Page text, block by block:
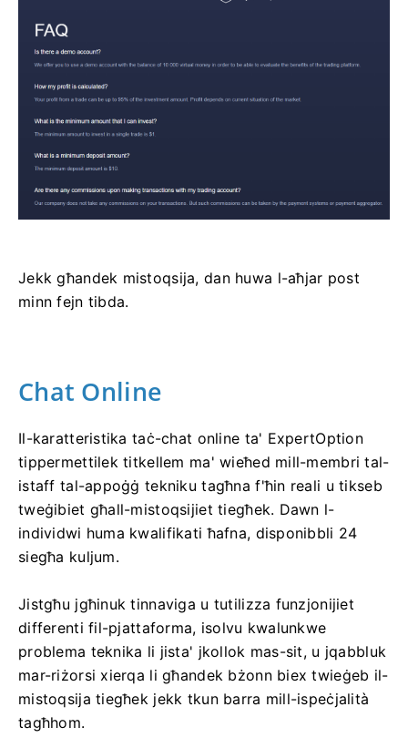
Jekk għandek mistoqsija, dan huwa l-aħjar post
minn fejn tibda.
Chat Online
Il-karatteristika taċ-chat online ta' ExpertOption
tippermettilek titkellem ma' wieħed mill-membri tal-
istaff tal-appoġġ tekniku tagħna f'ħin reali u tikseb
tweġibiet għall-mistoqsijiet tiegħek. Dawn l-
individwi huma kwalifikati ħafna, disponibbli 24
siegħa kuljum.
Jistgħu jgħinuk tinnaviga u tutilizza funzjonijiet
differenti fil-pjattaforma, isolvu kwalunkwe
problema teknika li jista' jkollok mas-sit, u jqabbluk
mar-riżorsi xierqa li għandek bżonn biex twieġeb il-
mistoqsija tiegħek jekk tkun barra mill-ispeċjalità
tagħhom.